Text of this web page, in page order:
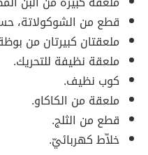
قطع من الشوكولاتة،
ملعقتان كبيرتان من
ملعقة نظيفة للتحريك.
كوب نظيف.
ملعقة من الكاكاو.
قطع من الثلج.
خلاّط كهربائيّ.